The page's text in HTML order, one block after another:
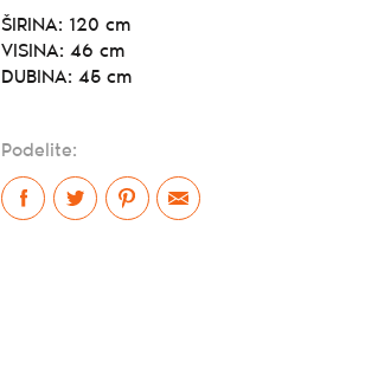
ŠIRINA: 120 cm
VISINA: 46 cm
DUBINA: 45 cm
Podelite: